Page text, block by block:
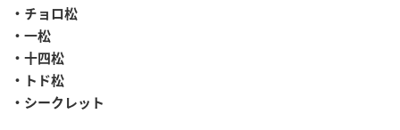
・チョロ松
・一松
・十四松
・トド松
・シークレット